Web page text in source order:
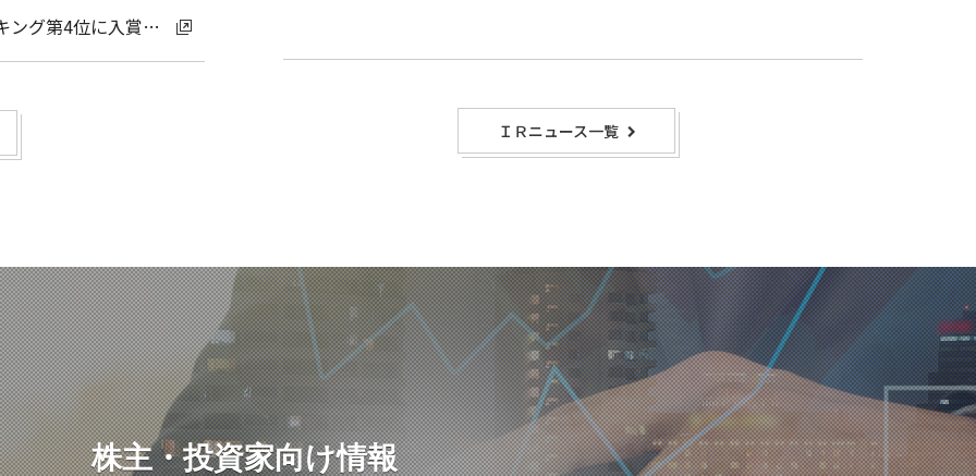
日本における「働きがいのある会社」若手ランキング第4位に入賞しました。
ＩＲニュース一覧
株主・投資家向け情報